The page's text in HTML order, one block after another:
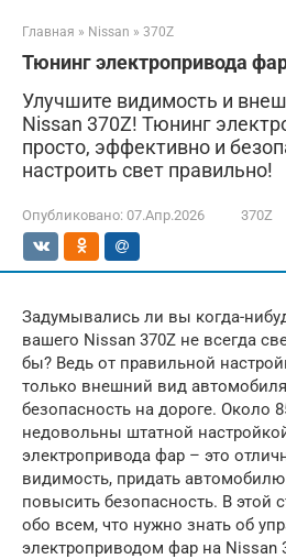
Главная » Nissan » 370Z
Тюнинг электропривода
Улучшите видимость и
Nissan 370Z! Тюнинг
просто, эффективно и
настроить свет правильно!
Опубликовано: 07.Апр.2026 370Z
Задумывались ли вы когда-
вашего Nissan 370Z не всегда
бы? Ведь от правильной
только внешний вид
безопасность на дороге. Около
недовольны штатной
электропривода фар – это
видимость, придать
повысить безопасность. В этой
обо всем, что нужно знать об
электроприводом фар на Nissan